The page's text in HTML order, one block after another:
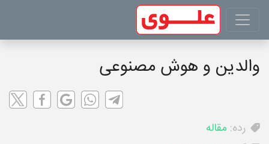
والدین و هوش مصنوعی
رده: مقاله